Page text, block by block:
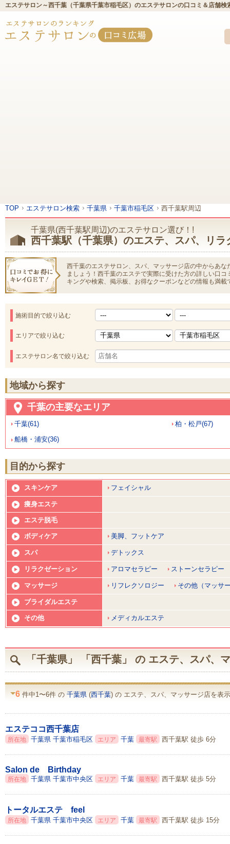
エステサロン～西千葉（千葉県千葉市稲毛区）のエステサロンの口コミ＆店舗検
TOP エステサロン検索 千葉県 千葉市稲毛区 西千葉駅周辺
千葉県(西千葉駅周辺)のエステサロン選び！!
西千葉駅（千葉県）のエステ、スパ、リラ
西千葉のエステサロン、スパ、マッサージ店の中からあ
ましょう！西千葉のエステで実際に受けた方の詳しい口
キングや検索、掲示板、お得なクーポンなどの情報も満載
施術目的で絞り込む
エリアで絞り込む
エステサロン名で絞り込む
地域から探す
千葉の主要なエリア
千葉(61) 柏・松戸(67)
船橋・浦安(36)
目的から探す
スキンケア フェイシャル
痩身エステ
エステ脱毛
ボディケア 美脚、フットケア
スパ デトックス
リラクゼーション アロマセラピー ストーンセラピー
マッサージ リフレクソロジー その他（マッサ
ブライダルエステ
その他 メディカルエステ
「千葉県」 「西千葉」 の エステ、スパ、
6 件中1〜6件 の 千葉県 (西千葉) の エステ、スパ、マッサージ店を表示
エステココ西千葉店
所在地 千葉県 千葉市稲毛区 エリア 千葉 最寄駅 西千葉駅 徒歩 6分
Salon de Birthday
所在地 千葉県 千葉市中央区 エリア 千葉 最寄駅 西千葉駅 徒歩 5分
トータルエステ feel
所在地 千葉県 千葉市中央区 エリア 千葉 最寄駅 西千葉駅 徒歩 15分